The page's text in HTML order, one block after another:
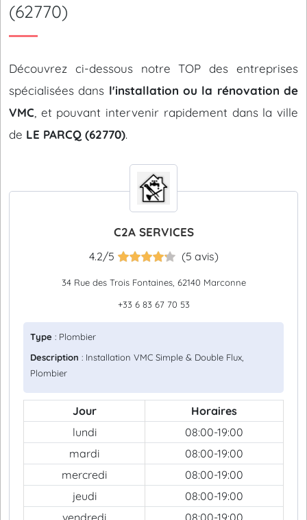
(62770)
Découvrez ci-dessous notre TOP des entreprises
spécialisées dans l'installation ou la rénovation de
VMC , et pouvant intervenir rapidement dans la ville
de LE PARCQ (62770).
C2A SERVICES
4.2/5 (5 avis)
34 Rue des Trois Fontaines, 62140 Marconne
+33 6 83 67 70 53
Type : Plombier
Description : Installation VMC Simple & Double Flux,
Plombier
Jour
Horaires
lundi
08:00-19:00
mardi
08:00-19:00
mercredi
08:00-19:00
jeudi
08:00-19:00
vendredi
08:00-19:00